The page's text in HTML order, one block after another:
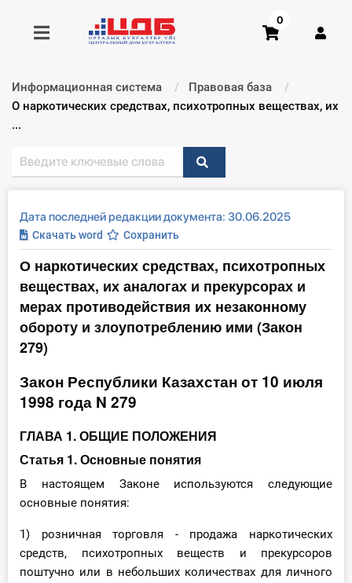
Получить консультацию
Главная ИС
Формы
Консультации
Правовая база
Библиотека бухгалтера
Инструменты
Вебинары
Справочник бухгалтера
Участник ВЭД
Кадры. Труд. Зарплата.
0
Информационная система
Правовая база
Текущий:
О наркотических средствах, психотропных веществах, их
...
Дата последней редакции документа: 30.06.2025
Скачать word Сохранить
О наркотических средствах, психотропных
веществах, их аналогах и прекурсорах и
мерах противодействия их незаконному
обороту и злоупотреблению ими (Закон
279)
Закон Республики Казахстан от 10 июля
1998 года N 279
ГЛАВА 1. ОБЩИЕ ПОЛОЖЕНИЯ
Статья 1. Основные понятия
В настоящем Законе используются следующие
основные понятия:
1) розничная торговля - продажа наркотических
средств, психотропных веществ и прекурсоров
поштучно или в небольших количествах для личного